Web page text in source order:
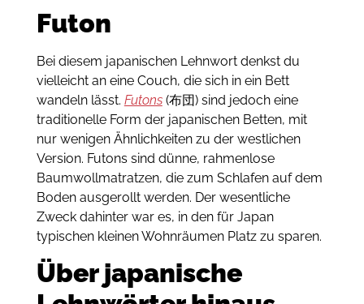
Futon
Bei diesem japanischen Lehnwort denkst du
vielleicht an eine Couch, die sich in ein Bett
wandeln lässt. Futons(布団) sind jedoch eine
traditionelle Form der japanischen Betten, mit
nur wenigen Ähnlichkeiten zu der westlichen
Version. Futons sind dünne, rahmenlose
Baumwollmatratzen, die zum Schlafen auf dem
Boden ausgerollt werden. Der wesentliche
Zweck dahinter war es, in den für Japan
typischen kleinen Wohnräumen Platz zu sparen.
Über japanische